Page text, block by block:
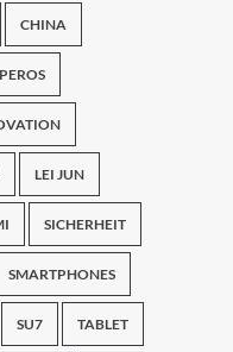
CHINA
LEI JUN
SICHERHEIT
SMARTPHONES
SU7 TABLET